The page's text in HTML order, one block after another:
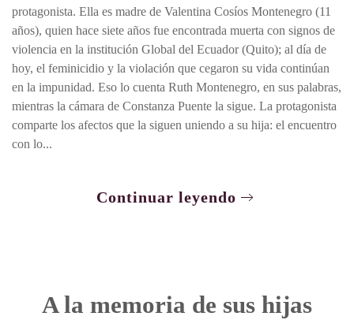
protagonista. Ella es madre de Valentina Cosíos Montenegro (11
años), quien hace siete años fue encontrada muerta con signos de
violencia en la institución Global del Ecuador (Quito); al día de
hoy, el feminicidio y la violación que cegaron su vida continúan
en la impunidad. Eso lo cuenta Ruth Montenegro, en sus palabras,
mientras la cámara de Constanza Puente la sigue. La protagonista
comparte los afectos que la siguen uniendo a su hija: el encuentro
con lo...
Continuar leyendo
A la memoria de sus hijas